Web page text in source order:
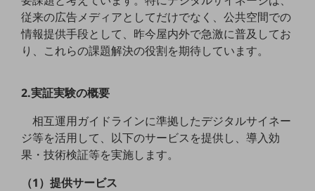
モビリティ
製造・建設業
小売業
モバイルTOP
法人向けスマホ・携帯に関する、
おすすめの機種、料金やサービスをご紹介
製品
製品TOP
ビジネス向けスマートフォン
従来の広告メディアとしてだけでなく、公共空間での
情報提供手段として、昨今屋内外で急激に普及してお
り、これらの課題解決の役割を期待しています。
2.実証実験の概要
相互運用ガイドラインに準拠したデジタルサイネー
ジ等を活用して、以下のサービスを提供し、導入効
果・技術検証等を実施します。
（1）提供サービス